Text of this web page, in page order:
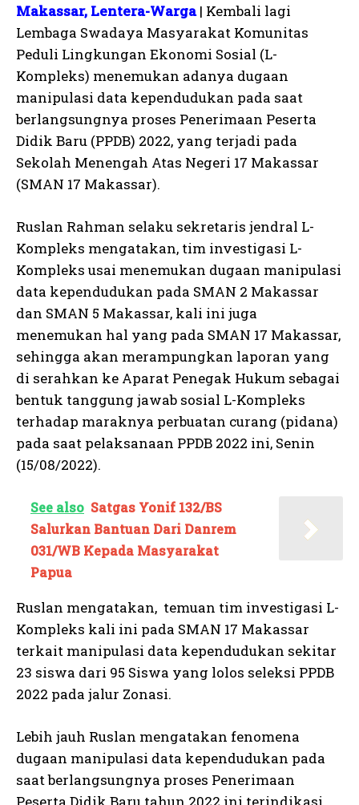
Makassar, Lentera-Warga| Kembali lagi
Lembaga Swadaya Masyarakat Komunitas
Peduli Lingkungan Ekonomi Sosial (L-
Kompleks) menemukan adanya dugaan
manipulasi data kependudukan pada saat
berlangsungnya proses Penerimaan Peserta
Didik Baru (PPDB) 2022, yang terjadi pada
Sekolah Menengah Atas Negeri 17 Makassar
(SMAN 17 Makassar).
Ruslan Rahman selaku sekretaris jendral L-
Kompleks mengatakan, tim investigasi L-
Kompleks usai menemukan dugaan manipulasi
data kependudukan pada SMAN 2 Makassar
dan SMAN 5 Makassar, kali ini juga
menemukan hal yang pada SMAN 17 Makassar,
sehingga akan merampungkan laporan yang
di serahkan ke Aparat Penegak Hukum sebagai
bentuk tanggung jawab sosial L-Kompleks
terhadap maraknya perbuatan curang (pidana)
pada saat pelaksanaan PPDB 2022 ini, Senin
(15/08/2022).
See also Satgas Yonif 132/BS
Salurkan Bantuan Dari Danrem
031/WB Kepada Masyarakat
Papua
Ruslan mengatakan, temuan tim investigasi L-
Kompleks kali ini pada SMAN 17 Makassar
terkait manipulasi data kependudukan sekitar
23 siswa dari 95 Siswa yang lolos seleksi PPDB
2022 pada jalur Zonasi.
Lebih jauh Ruslan mengatakan fenomena
dugaan manipulasi data kependudukan pada
saat berlangsungnya proses Penerimaan
Peserta Didik Baru tahun 2022 ini terindikasi